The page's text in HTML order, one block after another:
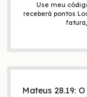
Use meu
receberá pontos
Mateus 28.19: